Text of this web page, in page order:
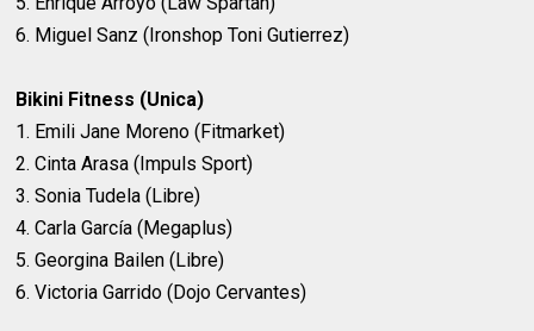
6. Miguel Sanz (Ironshop Toni Gutierrez)
Bikini Fitness (Unica)
1. Emili Jane Moreno (Fitmarket)
2. Cinta Arasa (Impuls Sport)
3. Sonia Tudela (Libre)
4. Carla García (Megaplus)
5. Georgina Bailen (Libre)
6. Victoria Garrido (Dojo Cervantes)